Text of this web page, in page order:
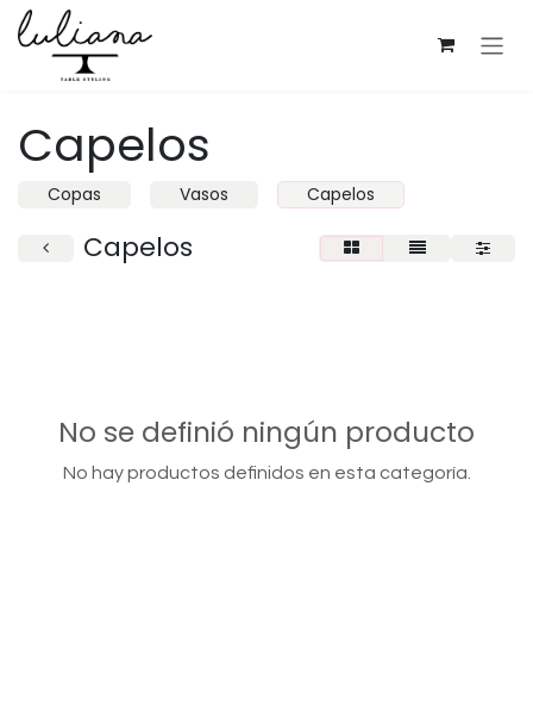
Ir al contenido
Capelos
Copas Vasos Capelos
Capelos
No se definió ningún producto
No hay productos definidos en esta categoría.